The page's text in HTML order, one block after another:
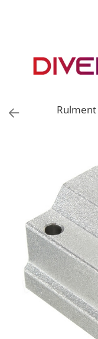
ASA
MULTIMATERIAL
Rulment